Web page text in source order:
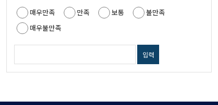
매우만족
만족 보통
불만족
매우불만족